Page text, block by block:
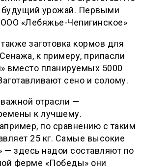
будущий урожай. Первыми
«Лебяжье-Чепигинское»
заготовка кормов для
к примеру, припасли
вместо планируемых 5000
сено и солому.
отрасли —
к лучшему.
по сравнению с таким
25 кг. Самые высокие
— здесь надои составляют по
ферме «Победы» они